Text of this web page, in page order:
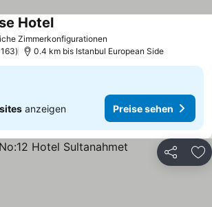
Zimmerkonfigurationen
HotelPreise sehen
163 0.4 km bis Istanbul European Side
anzeigen Preise sehen
Teilen